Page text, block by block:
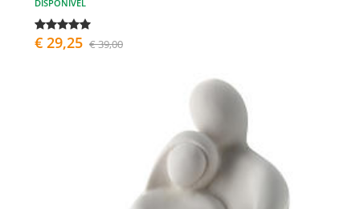
DISPONÍVEL
€ 29,25 € 39,00